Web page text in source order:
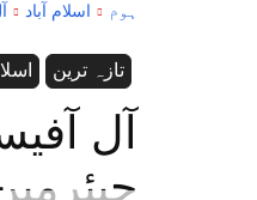
ہوم اسلام آباد
تازہ ترین
آل